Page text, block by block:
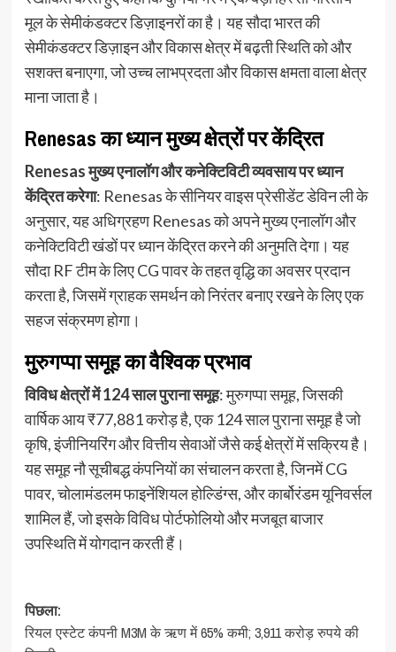
मूल के सेमीकंडक्टर डिज़ाइनरों का है। यह सौदा भारत की
सेमीकंडक्टर डिज़ाइन और विकास क्षेत्र में बढ़ती स्थिति को और
सशक्त बनाएगा, जो उच्च लाभप्रदता और विकास क्षमता वाला क्षेत्र
माना जाता है।
Renesas का ध्यान मुख्य क्षेत्रों पर केंद्रित
Renesas मुख्य एनालॉग और कनेक्टिविटी व्यवसाय पर ध्यान
केंद्रित करेगा: Renesas के सीनियर वाइस प्रेसीडेंट डेविन ली के
अनुसार, यह अधिग्रहण Renesas को अपने मुख्य एनालॉग और
कनेक्टिविटी खंडों पर ध्यान केंद्रित करने की अनुमति देगा। यह
सौदा RF टीम के लिए CG पावर के तहत वृद्धि का अवसर प्रदान
करता है, जिसमें ग्राहक समर्थन को निरंतर बनाए रखने के लिए एक
सहज संक्रमण होगा।
मुरुगप्पा समूह का वैश्विक प्रभाव
विविध क्षेत्रों में 124 साल पुराना समूह: मुरुगप्पा समूह, जिसकी
वार्षिक आय ₹77,881 करोड़ है, एक 124 साल पुराना समूह है जो
कृषि, इंजीनियरिंग और वित्तीय सेवाओं जैसे कई क्षेत्रों में सक्रिय है।
यह समूह नौ सूचीबद्ध कंपनियों का संचालन करता है, जिनमें CG
पावर, चोलामंडलम फाइनेंशियल होल्डिंग्स, और कार्बोरंडम यूनिवर्सल
शामिल हैं, जो इसके विविध पोर्टफोलियो और मजबूत बाजार
उपस्थिति में योगदान करती हैं।
पोस्ट
नेविगेशन
पिछला:
रियल एस्टेट कंपनी M3M के ऋण में 65% कमी; 3,911 करोड़ रुपये की